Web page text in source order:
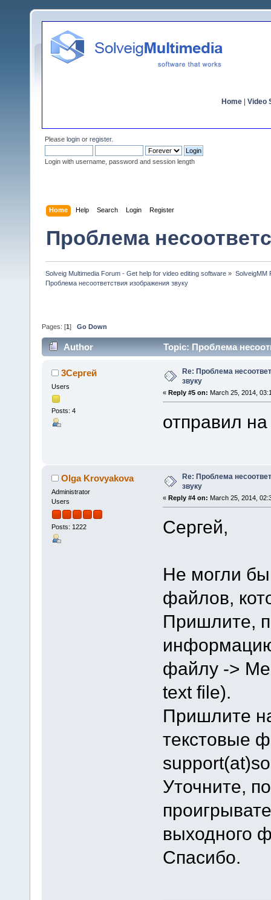
Home Video
Please login or register.
Login with username, password and session length
Home Help Search Login Register
Проблема
Solveig Multimedia Forum - Get help for video editing software » SolveigMM
Проблема несоответствия изображения звуку
Pages: [1 ] Go Down
Author Topic: Проблема
3Сергей
Users
Posts: 4
Re: Проблема
звуку
« Reply #5 on: March 25, 2014,
отправил на
Olga Krovyakova
Administrator
Users
Posts: 1222
Re: Проблема
звуку
« Reply #4 on: March 25, 2014,
Сергей,
Не могли
файлов,
Пришлите,
файлу ->
text file).
Пришлите
текстовые
Уточните,
выходного
Спасибо.